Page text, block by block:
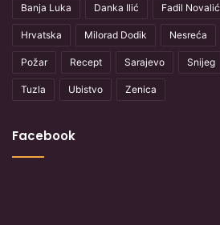
Banja Luka Danka Ilić Fadil Novalić
Hrvatska Milorad Dodik Nesreća
Požar Recept Sarajevo Snijeg
Tuzla Ubistvo Zenica
Facebook